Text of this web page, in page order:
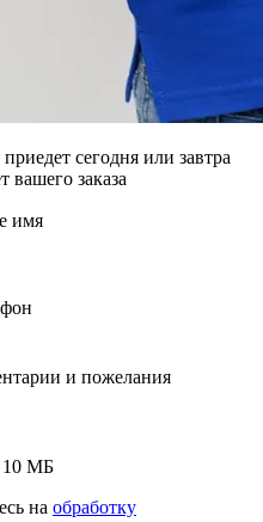
сегодня или завтра
вашего заказа
имя
и пожелания
10 МБ
на обработку